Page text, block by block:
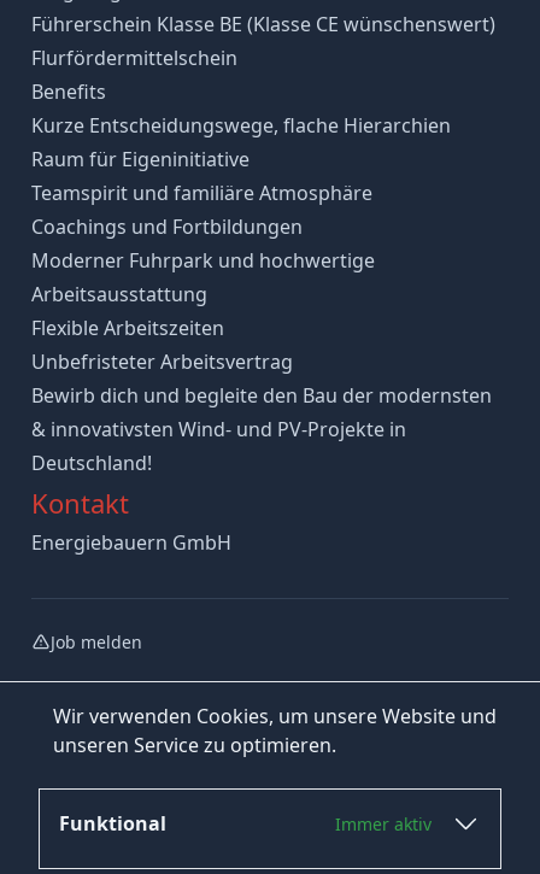
Wir verwenden Cookies, um unsere Website und
unseren Service zu optimieren.
Funktional Immer aktiv
Führerschein Klasse BE (Klasse CE wünschenswert)
Flurfördermittelschein
Benefits
Kurze Entscheidungswege, flache Hierarchien
Raum für Eigeninitiative
Teamspirit und familiäre Atmosphäre
Coachings und Fortbildungen
Moderner Fuhrpark und hochwertige
Arbeitsausstattung
Flexible Arbeitszeiten
Unbefristeter Arbeitsvertrag
Bewirb dich und begleite den Bau der modernsten
& innovativsten Wind- und PV-Projekte in
Deutschland!
Kontakt
Energiebauern GmbH
Job melden